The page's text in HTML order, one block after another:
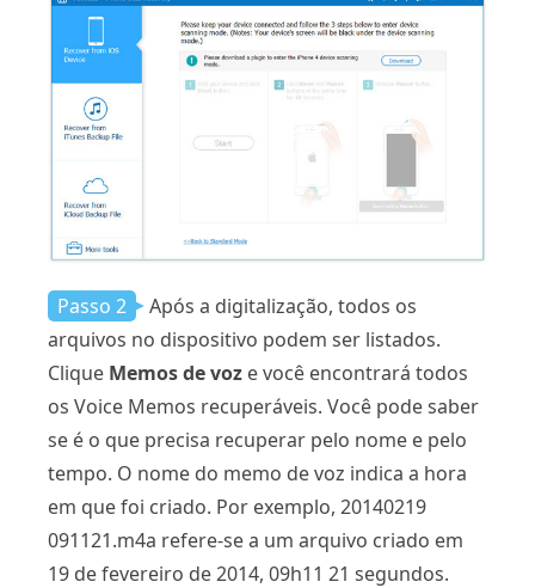
Passo 2
Após a digitalização, todos os
arquivos no dispositivo podem ser listados.
Clique Memos de voz e você encontrará todos
os Voice Memos recuperáveis. Você pode saber
se é o que precisa recuperar pelo nome e pelo
tempo. O nome do memo de voz indica a hora
em que foi criado. Por exemplo, 20140219
091121.m4a refere-se a um arquivo criado em
19 de fevereiro de 2014, 09h11 21 segundos.